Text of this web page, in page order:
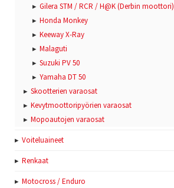
Gilera STM / RCR / H@K (Derbin moottori)
Honda Monkey
Keeway X-Ray
Malaguti
Suzuki PV 50
Yamaha DT 50
Skootterien varaosat
Kevytmoottoripyörien varaosat
Mopoautojen varaosat
Voiteluaineet
Renkaat
Motocross / Enduro